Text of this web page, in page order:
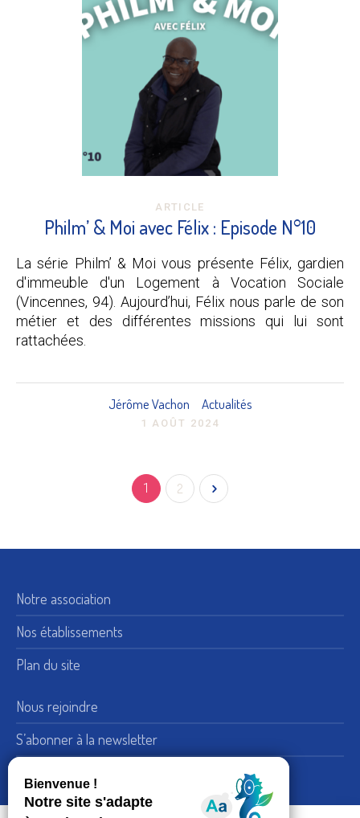
ARTICLE
Philm’ & Moi avec Félix : Episode N°10
La série Philm’ & Moi vous présente Félix, gardien
d'immeuble d'un Logement à Vocation Sociale
(Vincennes, 94). Aujourd’hui, Félix nous parle de son
métier et des différentes missions qui lui sont
rattachées.
Jérôme Vachon Actualités
1 AOÛT 2024
1 2
Notre association
Nos établissements
Plan du site
Nous rejoindre
S’abonner à la newsletter
Adresse : 15, rue de Bellechasse 75007 Paris